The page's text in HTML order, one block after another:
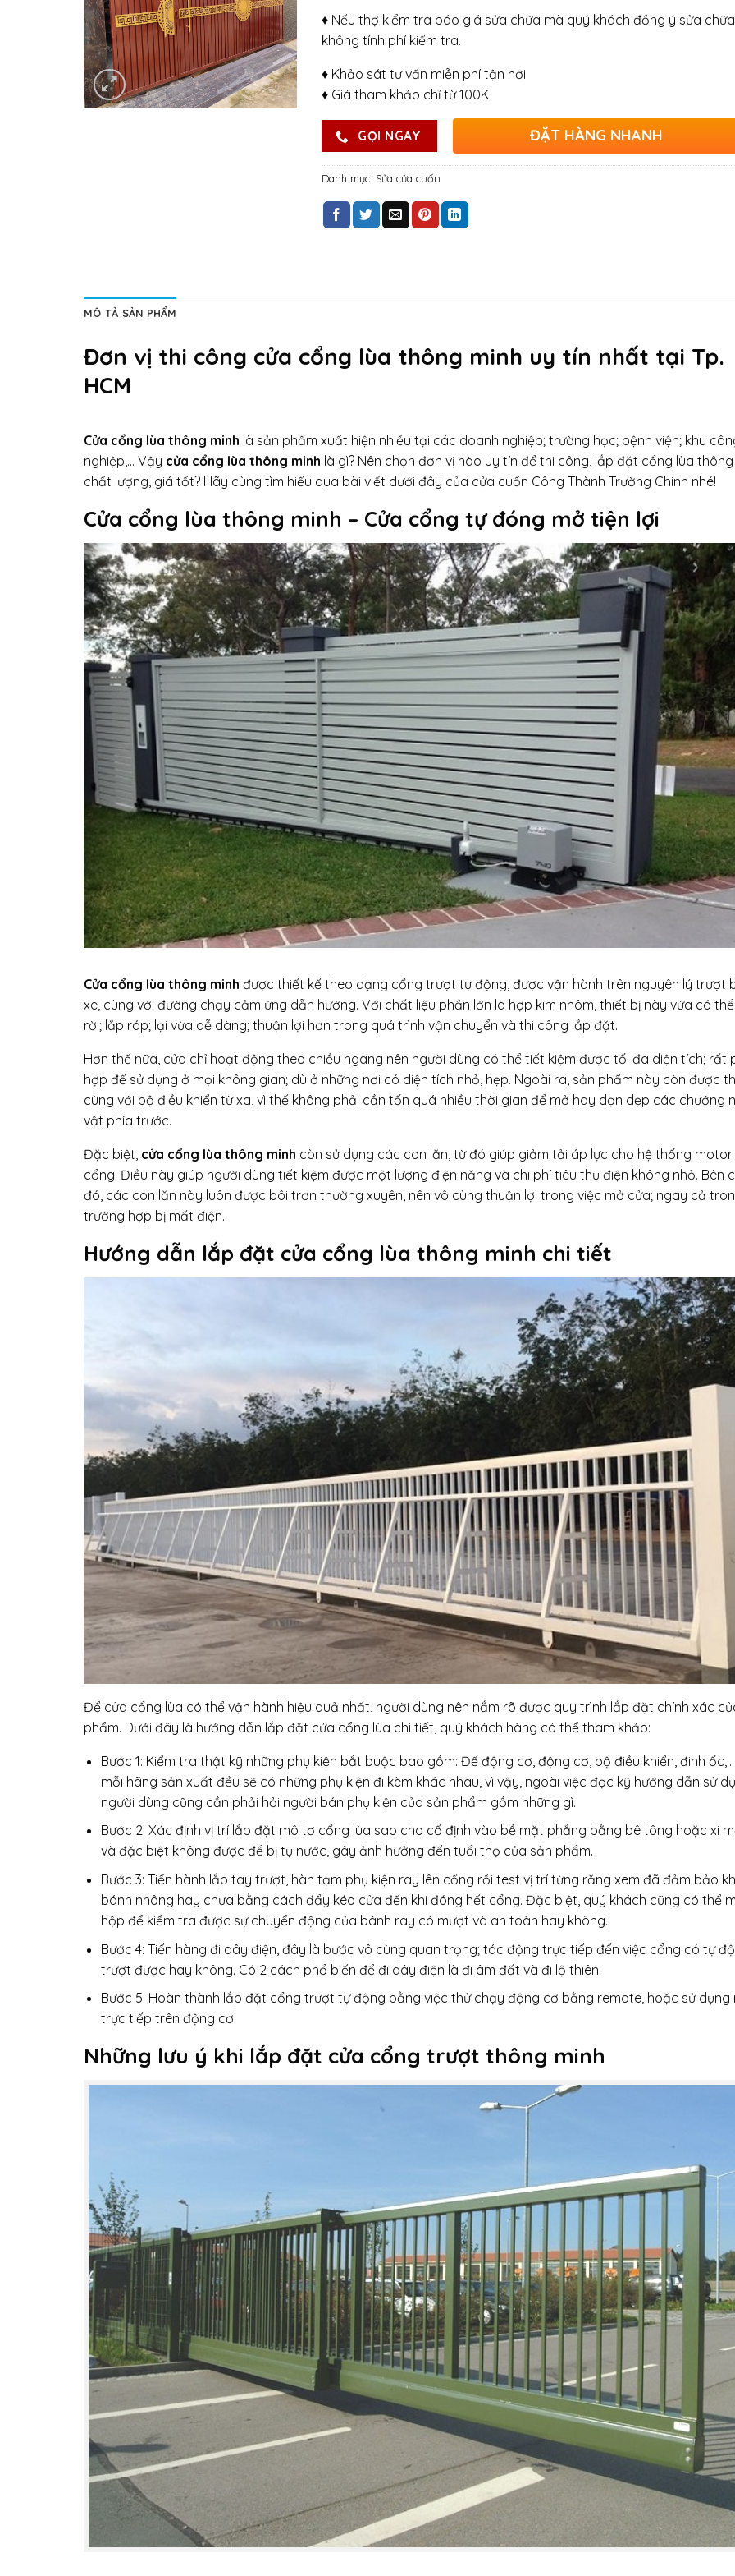
♦ Nếu thợ kiểm tra báo giá sửa chữa mà quý khách đồng ý sửa
không tính phí kiểm tra.
♦ Khảo sát tư vấn miễn phí tận nơi
♦ Giá tham khảo chỉ từ 100K
GỌI NGAY ĐẶT HÀNG NHANH
Danh mục: Sửa cửa cuốn
MÔ TẢ SẢN PHẨM
Đơn vị thi công cửa cổng lùa thông minh uy tín nhất tại Tp.
HCM
Cửa cổng lùa thông minh là sản phẩm xuất hiện nhiều tại các doanh nghiệp; trường học; bệnh viện; khu
nghiệp,… Vậy cửa cổng lùa thông minh là gì? Nên chọn đơn vị nào uy tín để thi công, lắp đặt cổng lùa thông
chất lượng, giá tốt? Hãy cùng tìm hiểu qua bài viết dưới đây của cửa cuốn Công Thành Trường Chinh nhé!
Cửa cổng lùa thông minh – Cửa cổng tự đóng mở tiện lợi
Cửa cổng lùa thông minh được thiết kế theo dạng cổng trượt tự động, được vận hành trên nguyên lý trượt
xe, cùng với đường chạy cảm ứng dẫn hướng. Với chất liệu phần lớn là hợp kim nhôm, thiết bị này vừa có
rời; lắp ráp; lại vừa dễ dàng; thuận lợi hơn trong quá trình vận chuyển và thi công lắp đặt.
Hơn thế nữa, cửa chỉ hoạt động theo chiều ngang nên người dùng có thể tiết kiệm được tối đa diện tích; rất
hợp để sử dụng ở mọi không gian; dù ở những nơi có diện tích nhỏ, hẹp. Ngoài ra, sản phẩm này còn được
cùng với bộ điều khiển từ xa, vì thế không phải cần tốn quá nhiều thời gian để mở hay dọn dẹp các chướng
vật phía trước.
Đặc biệt, cửa cổng lùa thông minh còn sử dụng các con lăn, từ đó giúp giảm tải áp lực cho hệ thống
cổng. Điều này giúp người dùng tiết kiệm được một lượng điện năng và chi phí tiêu thụ điện không nhỏ. Bên
đó, các con lăn này luôn được bôi trơn thường xuyên, nên vô cùng thuận lợi trong việc mở cửa; ngay cả
trường hợp bị mất điện.
Hướng dẫn lắp đặt cửa cổng lùa thông minh chi tiết
Để cửa cổng lùa có thể vận hành hiệu quả nhất, người dùng nên nắm rõ được quy trình lắp đặt chính xác
phẩm. Dưới đây là hướng dẫn lắp đặt cửa cổng lùa chi tiết, quý khách hàng có thể tham khảo:
Bước 1: Kiểm tra thật kỹ những phụ kiện bắt buộc bao gồm: Đế động cơ, động cơ, bộ điều khiển, đinh
mỗi hãng sản xuất đều sẽ có những phụ kiện đi kèm khác nhau, vì vậy, ngoài việc đọc kỹ hướng dẫn sử
người dùng cũng cần phải hỏi người bán phụ kiện của sản phẩm gồm những gì.
Bước 2: Xác định vị trí lắp đặt mô tơ cổng lùa sao cho cố định vào bề mặt phẳng bằng bê tông hoặc xi
và đặc biệt không được để bị tụ nước, gây ảnh hưởng đến tuổi thọ của sản phẩm.
Bước 3: Tiến hành lắp tay trượt, hàn tạm phụ kiện ray lên cổng rồi test vị trí từng răng xem đã đảm bảo
bánh nhông hay chưa bằng cách đẩy kéo cửa đến khi đóng hết cổng. Đặc biệt, quý khách cũng có thể
hộp để kiểm tra được sự chuyển động của bánh ray có mượt và an toàn hay không.
Bước 4: Tiến hàng đi dây điện, đây là bước vô cùng quan trọng; tác động trực tiếp đến việc cổng có tự
trượt được hay không. Có 2 cách phổ biến để đi dây điện là đi âm đất và đi lộ thiên.
Bước 5: Hoàn thành lắp đặt cổng trượt tự động bằng việc thử chạy động cơ bằng remote, hoặc sử dụng
trực tiếp trên động cơ.
Những lưu ý khi lắp đặt cửa cổng trượt thông minh